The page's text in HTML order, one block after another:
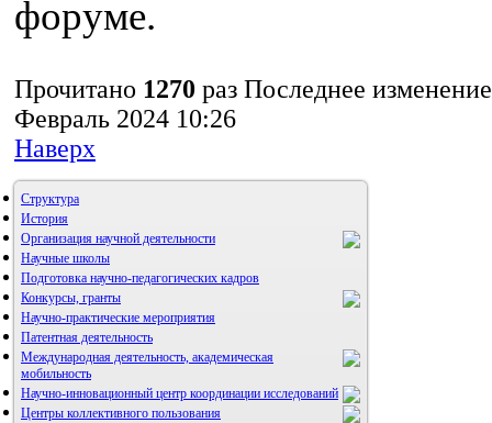
форуме.
Прочитано 1270 раз Последнее
Февраль 2024 10:26
Наверх
Структура
История
Организация научной деятельности
Научные школы
Подготовка научно-педагогических кадров
Конкурсы, гранты
Научно-практические мероприятия
Патентная деятельность
Международная деятельность, академическая
мобильность
Научно-инновационный центр координации исследований
НИИ микрохирургии и клинической анатомии
Центры коллективного пользования